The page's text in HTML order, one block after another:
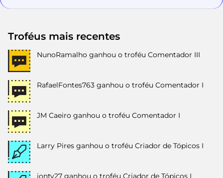
Troféus mais recentes
NunoRamalho ganhou o troféu Comentador III
RafaelFontes763 ganhou o troféu Comentador I
JM Caeiro ganhou o troféu Comentador I
Larry Pires ganhou o troféu Criador de Tópicos I
jonty27 ganhou o troféu Criador de Tópicos I